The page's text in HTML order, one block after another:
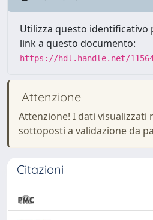
Utilizza questo identificativo
link a questo documento:
https://hdl.handle.net/
Attenzione
Attenzione! I dati visualizzati
sottoposti a validazione da
Citazioni